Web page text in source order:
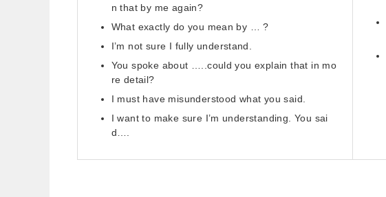
n that by me again?
What exactly do you mean by … ?
I’m not sure I fully understand.
You spoke about …..could you explain that in mo
re detail?
I must have misunderstood what you said.
I want to make sure I’m understanding. You sai
d….